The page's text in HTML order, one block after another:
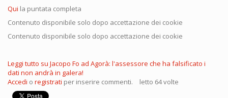
Qui la puntata completa
Contenuto disponibile solo dopo accettazione dei cookie
Contenuto disponibile solo dopo accettazione dei cookie
Leggi tutto su Jacopo Fo ad Agorà: l'assessore che ha falsificato i
dati non andrà in galera!
Accedi o registrati per inserire commenti. letto 64 volte